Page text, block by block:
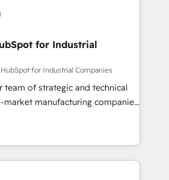
on their digital
& Marketing Alignment +
Integrations & Data
we build. We fix what others
market reality—practical
with your actual headcount and
Top 5% globally in client
of consistent results since 2017
for Industrial
for Industrial Companies
team of strategic and technical
market manufacturing companies
We specialize in delivering
drive results by leveraging
and data to fuel success.
-